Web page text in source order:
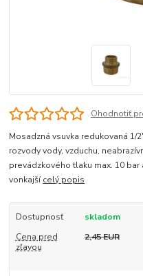
Ohodnotiť
Mosadzná vsuvka redukovaná 1/
rozvody vody, vzduchu,
prevádzkového tlaku max. 10
vonkajšícelý popis
Dostupnosť
skladom
Cena pred
zľavou
2,45 EUR